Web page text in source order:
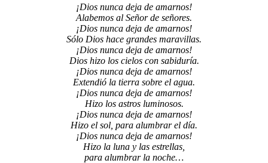
¡Dios nunca deja de amarnos!
Alabemos al Señor de señores.
¡Dios nunca deja de amarnos!
Sólo Dios hace grandes maravillas.
¡Dios nunca deja de amarnos!
Dios hizo los cielos con sabiduría.
¡Dios nunca deja de amarnos!
Extendió la tierra sobre el agua.
¡Dios nunca deja de amarnos!
Hizo los astros luminosos.
¡Dios nunca deja de amarnos!
Hizo el sol, para alumbrar el día.
¡Dios nunca deja de amarnos!
Hizo la luna y las estrellas,
para alumbrar la noche…